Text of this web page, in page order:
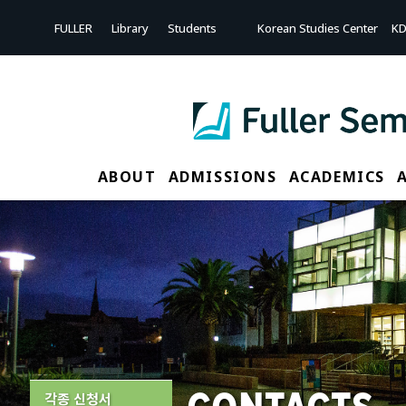
FULLER Library Students Korean Studies Center
ABOUT ADMISSIONS ACADEMICS
각종 신청서